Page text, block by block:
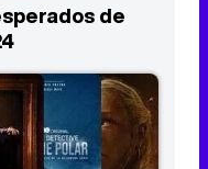
de